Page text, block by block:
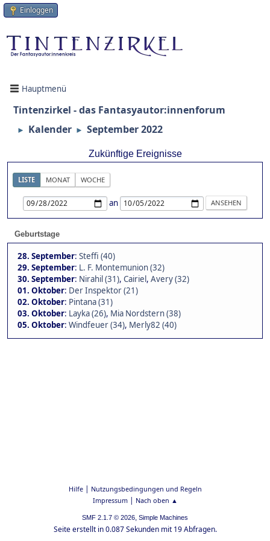
Einloggen
Hauptmenü
Tintenzirkel - das Fantasyautor:innenforum
► Kalender ► September 2022
Zukünftige Ereignisse
LISTE MONAT WOCHE
an
Geburtstage
28. September: Steffi (40)
29. September: L. F. Montemunion (32)
30. September: Nirahil (31), Cairiel, Avery (32)
01. Oktober: Der Inspektor (21)
02. Oktober: Pintana (31)
03. Oktober: Layka (26), Mia Nordstern (38)
05. Oktober: Windfeuer (34), Merly82 (40)
Hilfe| Nutzungsbedingungen und Regeln
Impressum| Nach oben ▲
SMF 2.1.7 © 2026, Simple Machines
Seite erstellt in 0.087 Sekunden mit 19 Abfragen.